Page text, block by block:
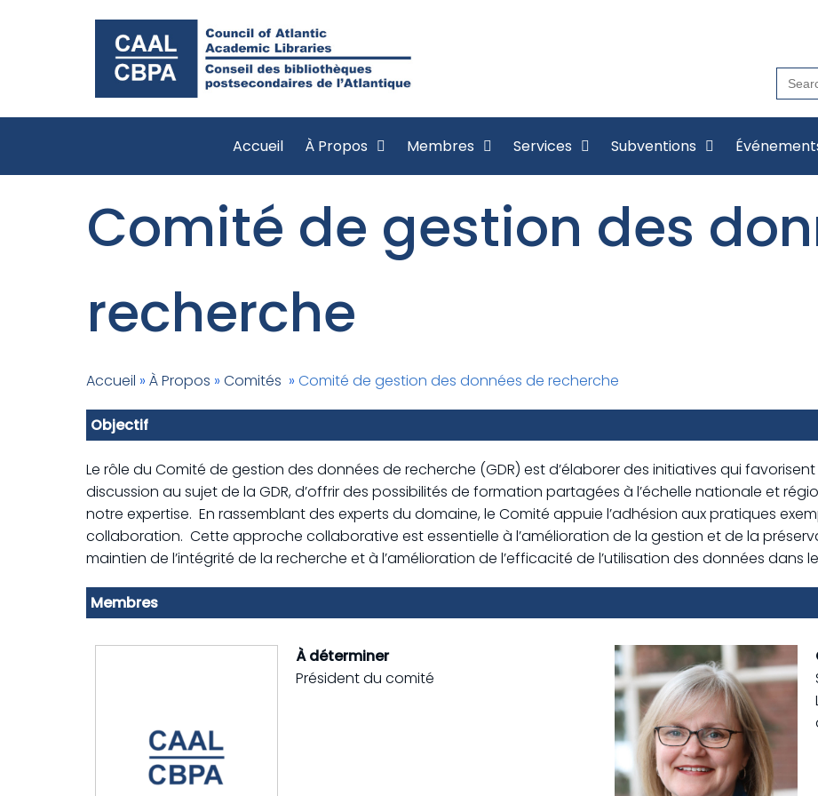
for:
Accueil À Propos Membres Services Subventions
Comité de gestion des
recherche
Accueil » À Propos » Comités » Comité de gestion des données de recherche
Objectif
Le rôle du Comité de gestion des données de recherche (GDR) est d’élaborer des initiatives qui
discussion au sujet de la GDR, d’offrir des possibilités de formation partagées à l’échelle nationale et
notre expertise. En rassemblant des experts du domaine, le Comité appuie l’adhésion aux pratiques
collaboration. Cette approche collaborative est essentielle à l’amélioration de la gestion et de la
maintien de l’intégrité de la recherche et à l’amélioration de l’efficacité de l’utilisation des données dans
Membres
À déterminer
Président du comité